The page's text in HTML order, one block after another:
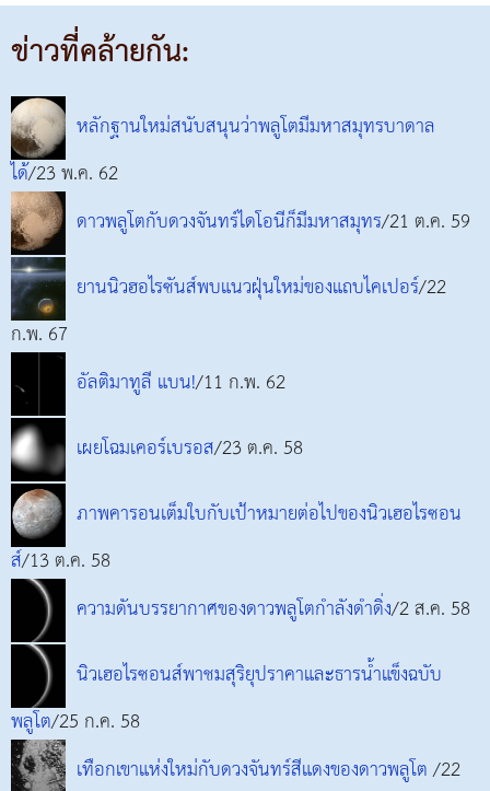
ข่าวที่คล้ายกัน:
หลักฐานใหม่สนับสนุนว่าพลูโตมีมหาสมุทรบาดาล
ได้/23 พ.ค. 62
ดาวพลูโตกับดวงจันทร์ไดโอนีก็มีมหาสมุทร/21 ต.ค. 59
ยานนิวฮอไรซันส์พบแนวฝุ่นใหม่ของแถบไคเปอร์/22
ก.พ. 67
อัลติมาทูลี แบน!/11 ก.พ. 62
เผยโฉมเคอร์เบรอส/23 ต.ค. 58
ภาพคารอนเต็มใบกับเป้าหมายต่อไปของนิวเฮอไรซอน
ส์/13 ต.ค. 58
ความดันบรรยากาศของดาวพลูโตกำลังดำดิ่ง/2 ส.ค. 58
นิวเฮอไรซอนส์พาชมสุริยุปราคาและธารน้ำแข็งฉบับ
พลูโต/25 ก.ค. 58
เทือกเขาแห่งใหม่กับดวงจันทร์สีแดงของดาวพลูโต/22